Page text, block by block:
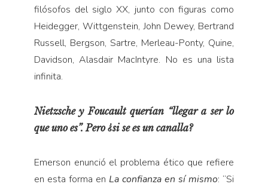
filósofos del siglo XX, junto con figuras como
Heidegger, Wittgenstein, John Dewey, Bertrand
Russell, Bergson, Sartre, Merleau-Ponty, Quine,
Davidson, Alasdair MacIntyre. No es una lista
infinita.
Nietzsche y Foucault querían “llegar a ser lo
que uno es”. Pero ¿si se es un canalla?
Emerson enunció el problema ético que refiere
en esta forma en La confianza en sí mismo: “Si